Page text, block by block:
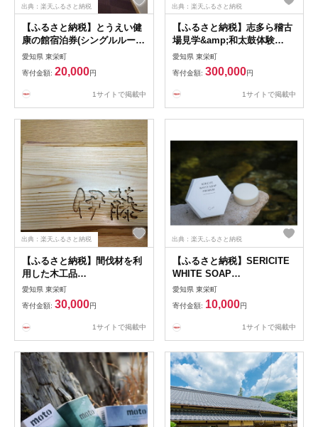
出典：楽天ふるさと納税
【ふるさと納税】とうえい健
康の館宿泊券(シングルルー
ム)とタオルのセット
【1020665】
愛知県 東栄町
寄付金額: 20,000円
1サイトで掲載中
出典：楽天ふるさと納税
【ふるさと納税】志多ら稽古
場見学&amp;和太鼓体験
【1022106】
愛知県 東栄町
寄付金額: 300,000円
1サイトで掲載中
出典：楽天ふるさと納税
【ふるさと納税】間伐材を利
用した木工品
&ldquo;NOKIYA&rdquo;のネ
ームプレート 【1026547】
愛知県 東栄町
寄付金額: 30,000円
1サイトで掲載中
出典：楽天ふるさと納税
【ふるさと納税】SERICITE
WHITE SOAP
PREMIUM【1401084】
愛知県 東栄町
寄付金額: 10,000円
1サイトで掲載中